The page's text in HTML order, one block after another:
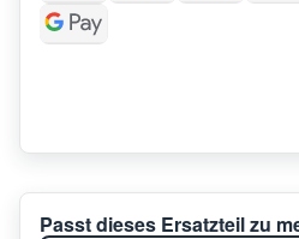
Passt dieses Ersatzteil zu